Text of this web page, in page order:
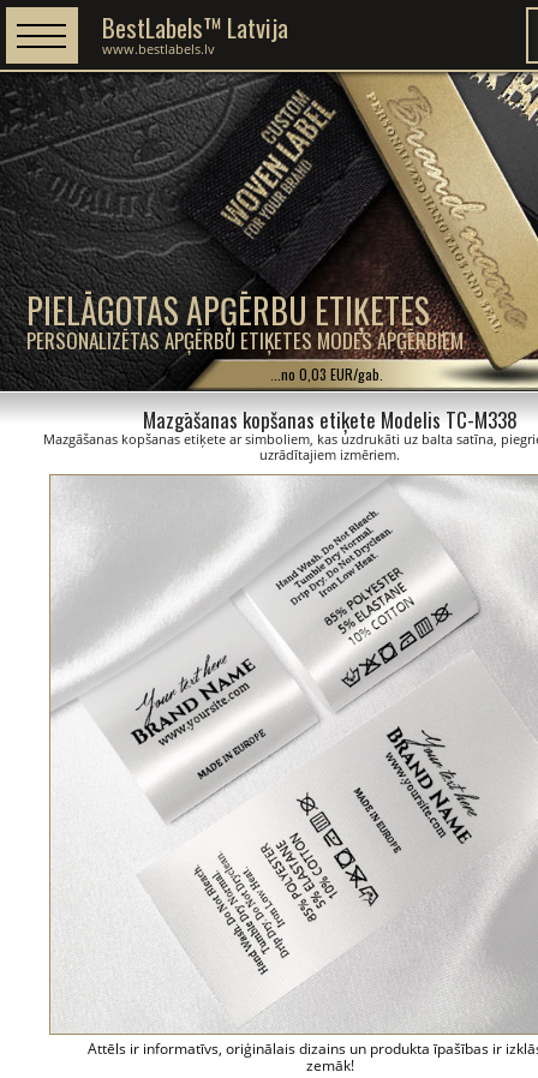
PIELĀGOTAS APĢĒRBU ETIĶETES
PERSONALIZĒTAS APĢĒRBU ETIĶETES MODES APĢĒRBIEM
BestLabels™ Latvija
www.bestlabels.lv
...no 0,03 EUR/gab.
Mazgāšanas kopšanas etiķete Modelis TC-M338
Mazgāšanas kopšanas etiķete ar simboliem, kas uzdrukāti uz balta satīna,
uzrādītajiem izmēriem.
Attēls ir informatīvs, oriģinālais dizains un produkta īpašības ir
zemāk!